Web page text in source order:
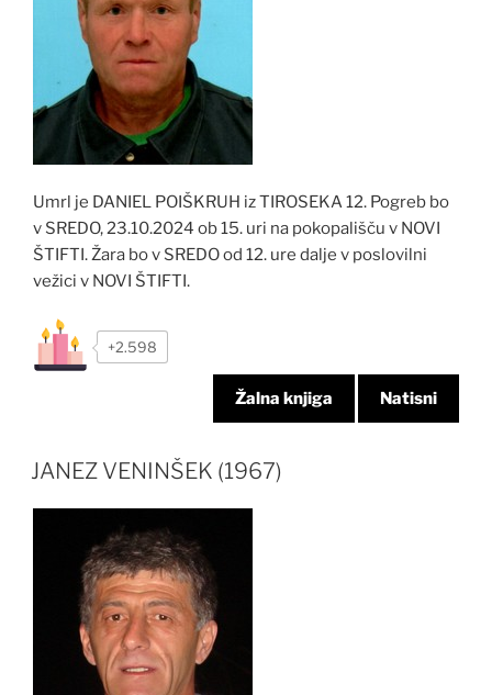
Umrl je DANIEL POIŠKRUH iz TIROSEKA 12. Pogreb bo
v SREDO, 23.10.2024 ob 15. uri na pokopališču v NOVI
ŠTIFTI. Žara bo v SREDO od 12. ure dalje v poslovilni
vežici v NOVI ŠTIFTI.
+2.598
Žalna knjiga Natisni
JANEZ VENINŠEK (1967)